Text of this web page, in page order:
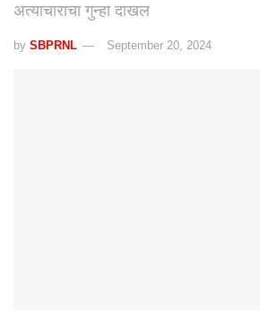
अत्याचाराचा गुन्हा दाखल
by SBPRNL September 20, 2024